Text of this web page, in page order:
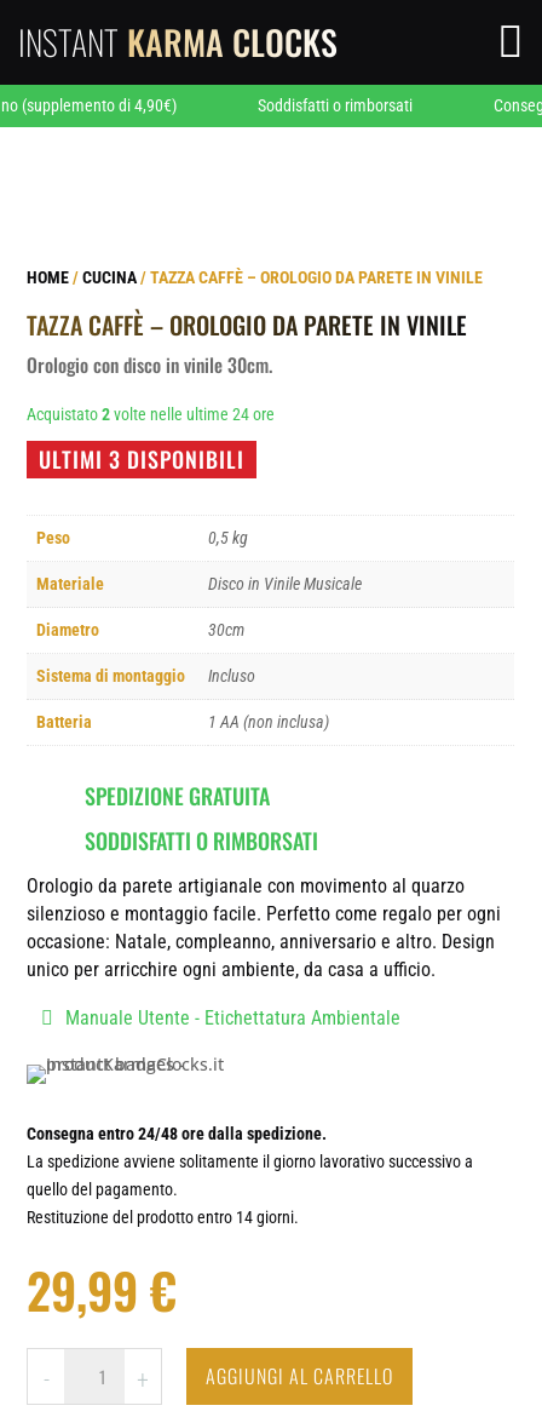
INSTANT KARMA CLOCKS 
di 4,90€) Soddisfatti o rimborsati Consegna
HOME/CUCINA/ TAZZA CAFFÈ – OROLOGIO DA PARETE IN VINILE
TAZZA CAFFÈ – OROLOGIO DA PARETE IN VINILE
Orologio con disco in vinile 30cm.
Acquistato2volte nelle ultime 24 ore
ULTIMI 3 DISPONIBILI
Peso 0,5 kg
Materiale Disco in Vinile Musicale
Diametro 30cm
Sistema di montaggio Incluso
Batteria 1 AA (non inclusa)
SPEDIZIONE GRATUITA
SODDISFATTI O RIMBORSATI
Orologio da parete artigianale con movimento al quarzo
silenzioso e montaggio facile. Perfetto come regalo per ogni
occasione: Natale, compleanno, anniversario e altro. Design
unico per arricchire ogni ambiente, da casa a ufficio.
Manuale Utente - Etichettatura Ambientale
Consegna entro 24/48 ore dalla spedizione.
La spedizione avviene solitamente il giorno lavorativo successivo a
quello del pagamento.
Restituzione del prodotto entro 14 giorni.
29,99€
- + AGGIUNGI AL CARRELLO